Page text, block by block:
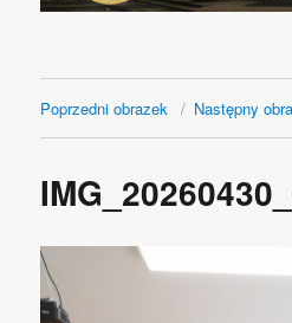
Poprzedni obrazek Następny